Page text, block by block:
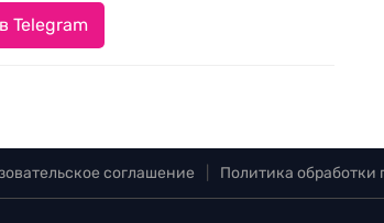
Telegram
соглашение Политика